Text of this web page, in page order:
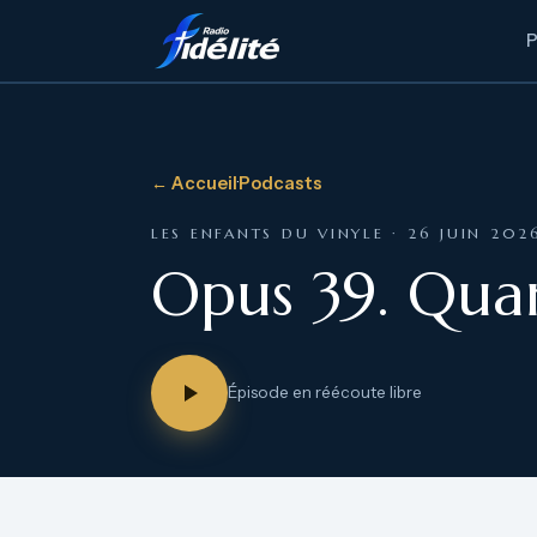
← Accueil·Podcasts
LES ENFANTS DU VINYLE · 26 JUIN
Opus 39.
Épisode en réécoute libre